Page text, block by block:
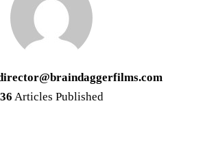
36 Articles Published